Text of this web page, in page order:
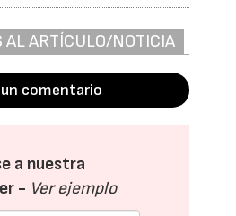
AL ARTÍCULO/NOTICIA
un comentario
a nuestra
- Ver ejemplo